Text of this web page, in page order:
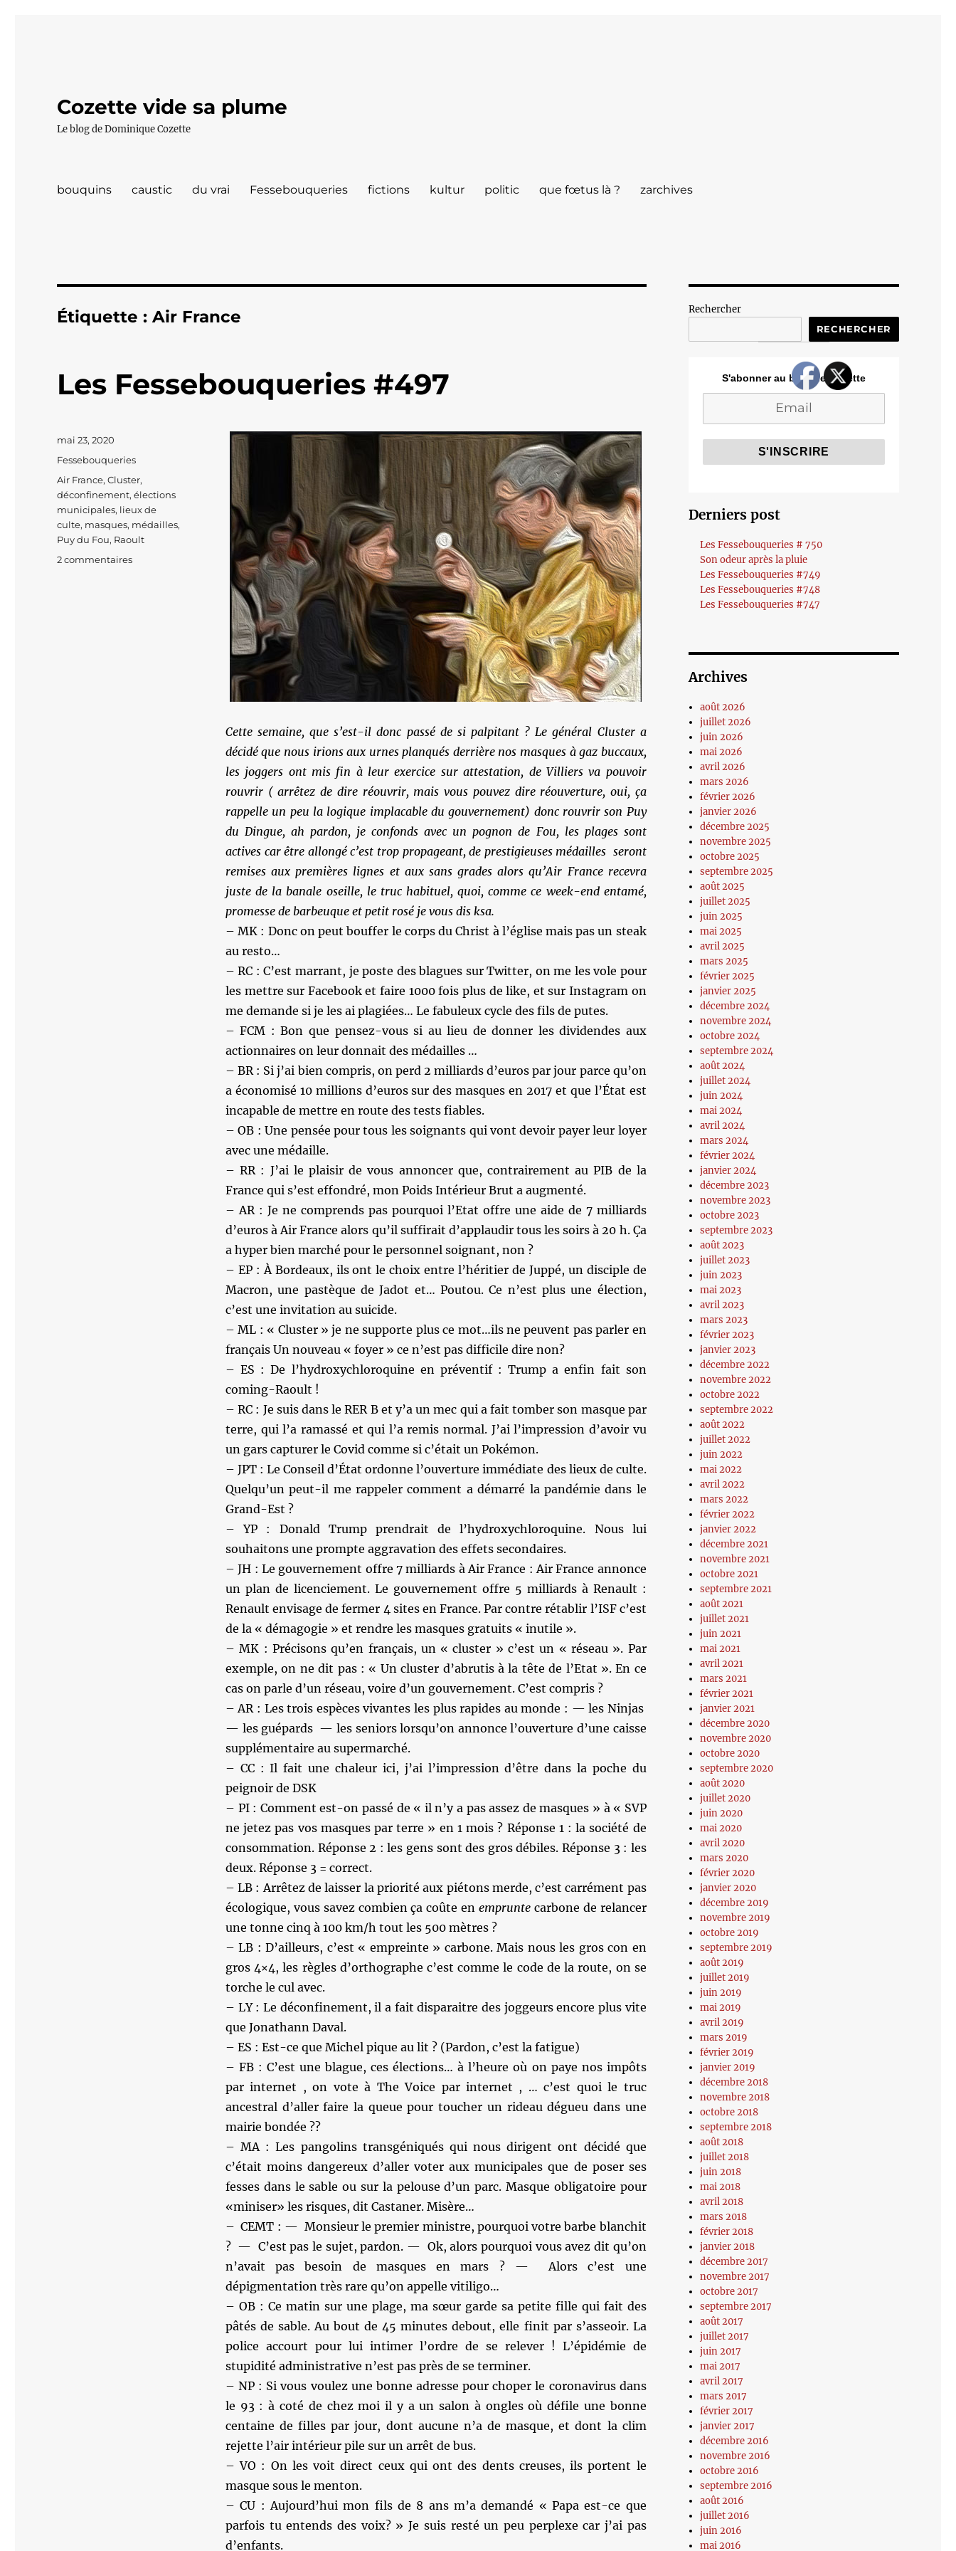
Cozette vide sa plume
Le blog de Dominique Cozette
bouquins caustic du vrai Fessebouqueries fictions kultur politic que fœtus là ? zarchives
Étiquette :Air France
Les Fessebouqueries #497
Cette semaine, que s’est-il donc passé de si palpitant ? Le général Cluster a
décidé que nous irions aux urnes planqués derrière nos masques à gaz buccaux,
les joggers ont mis fin à leur exercice sur attestation, de Villiers va pouvoir
rouvrir ( arrêtez de dire réouvrir, mais vous pouvez dire réouverture, oui, ça
rappelle un peu la logique implacable du gouvernement) donc rouvrir son Puy
du Dingue, ah pardon, je confonds avec un pognon de Fou, les plages sont
actives car être allongé c’est trop propageant, de prestigieuses médailles seront
remises aux premières lignes et aux sans grades alors qu’Air France recevra
juste de la banale oseille, le truc habituel, quoi, comme ce week-end entamé,
promesse de barbeuque et petit rosé je vous dis ksa.
– MK : Donc on peut bouffer le corps du Christ à l’église mais pas un steak
au resto…
– RC : C’est marrant, je poste des blagues sur Twitter, on me les vole pour
les mettre sur Facebook et faire 1000 fois plus de like, et sur Instagram on
me demande si je les ai plagiées… Le fabuleux cycle des fils de putes.
– FCM : Bon que pensez-vous si au lieu de donner les dividendes aux
actionnaires on leur donnait des médailles …
– BR : Si j’ai bien compris, on perd 2 milliards d’euros par jour parce qu’on
a économisé 10 millions d’euros sur des masques en 2017 et que l’État est
incapable de mettre en route des tests fiables.
– OB : Une pensée pour tous les soignants qui vont devoir payer leur loyer
avec une médaille.
– RR : J’ai le plaisir de vous annoncer que, contrairement au PIB de la
France qui s’est effondré, mon Poids Intérieur Brut a augmenté.
– AR : Je ne comprends pas pourquoi l’Etat offre une aide de 7 milliards
d’euros à Air France alors qu’il suffirait d’applaudir tous les soirs à 20 h. Ça
a hyper bien marché pour le personnel soignant, non ?
– EP : À Bordeaux, ils ont le choix entre l’héritier de Juppé, un disciple de
Macron, une pastèque de Jadot et… Poutou. Ce n’est plus une élection,
c’est une invitation au suicide.
– ML : « Cluster » je ne supporte plus ce mot…ils ne peuvent pas parler en
français Un nouveau « foyer » ce n’est pas difficile dire non?
– ES : De l’hydroxychloroquine en préventif : Trump a enfin fait son
coming-Raoult !
– RC : Je suis dans le RER B et y’a un mec qui a fait tomber son masque par
terre, qui l’a ramassé et qui l’a remis normal. J’ai l’impression d’avoir vu
un gars capturer le Covid comme si c’était un Pokémon.
– JPT : Le Conseil d’État ordonne l’ouverture immédiate des lieux de culte.
Quelqu’un peut-il me rappeler comment a démarré la pandémie dans le
Grand-Est ?
– YP : Donald Trump prendrait de l’hydroxychloroquine. Nous lui
souhaitons une prompte aggravation des effets secondaires.
– JH : Le gouvernement offre 7 milliards à Air France : Air France annonce
un plan de licenciement. Le gouvernement offre 5 milliards à Renault :
Renault envisage de fermer 4 sites en France. Par contre rétablir l’ISF c’est
de la « démagogie » et rendre les masques gratuits « inutile ».
– MK : Précisons qu’en français, un « cluster » c’est un « réseau ». Par
exemple, on ne dit pas : « Un cluster d’abrutis à la tête de l’Etat ». En ce
cas on parle d’un réseau, voire d’un gouvernement. C’est compris ?
– AR : Les trois espèces vivantes les plus rapides au monde : — les Ninjas
— les guépards — les seniors lorsqu’on annonce l’ouverture d’une caisse
supplémentaire au supermarché.
– CC : Il fait une chaleur ici, j’ai l’impression d’être dans la poche du
peignoir de DSK
– PI : Comment est-on passé de « il n’y a pas assez de masques » à « SVP
ne jetez pas vos masques par terre » en 1 mois ? Réponse 1 : la société de
consommation. Réponse 2 : les gens sont des gros débiles. Réponse 3 : les
deux. Réponse 3 = correct.
– LB : Arrêtez de laisser la priorité aux piétons merde, c’est carrément pas
écologique, vous savez combien ça coûte enemprunte carbone de relancer
une tonne cinq à 100 km/h tout les 500 mètres ?
– LB : D’ailleurs, c’est « empreinte » carbone. Mais nous les gros con en
gros 4×4, les règles d’orthographe c’est comme le code de la route, on se
torche le cul avec.
– LY : Le déconfinement, il a fait disparaitre des joggeurs encore plus vite
que Jonathann Daval.
– ES : Est-ce que Michel pique au lit ? (Pardon, c’est la fatigue)
– FB : C’est une blague, ces élections… à l’heure où on paye nos impôts
par internet , on vote à The Voice par internet , … c’est quoi le truc
ancestral d’aller faire la queue pour toucher un rideau dégueu dans une
mairie bondée ??
– MA : Les pangolins transgéniqués qui nous dirigent ont décidé que
c’était moins dangereux d’aller voter aux municipales que de poser ses
fesses dans le sable ou sur la pelouse d’un parc. Masque obligatoire pour
«miniser» les risques, dit Castaner. Misère…
– CEMT : — Monsieur le premier ministre, pourquoi votre barbe blanchit
? — C’est pas le sujet, pardon. — Ok, alors pourquoi vous avez dit qu’on
n’avait pas besoin de masques en mars ? — Alors c’est une
dépigmentation très rare qu’on appelle vitiligo…
– OB : Ce matin sur une plage, ma sœur garde sa petite fille qui fait des
pâtés de sable. Au bout de 45 minutes debout, elle finit par s’asseoir. La
police accourt pour lui intimer l’ordre de se relever ! L’épidémie de
stupidité administrative n’est pas près de se terminer.
– NP : Si vous voulez une bonne adresse pour choper le coronavirus dans
le 93 : à coté de chez moi il y a un salon à ongles où défile une bonne
centaine de filles par jour, dont aucune n’a de masque, et dont la clim
rejette l’air intérieur pile sur un arrêt de bus.
– VO : On les voit direct ceux qui ont des dents creuses, ils portent le
masque sous le menton.
– CU : Aujourd’hui mon fils de 8 ans m’a demandé « Papa est-ce que
parfois tu entends des voix? » Je suis resté un peu perplexe car j’ai pas
d’enfants.
Publié
mai 23, 2020
Catégories
Fessebouqueries
Étiquettes
Air France,Cluster,
déconfinement,élections
municipales, lieux de
culte, masques, médailles,
Puy du Fou, Raoult
2 commentairessur
Rechercher
RECHERCHER
S'abonner au blog de Cozette
Derniers post
Les Fessebouqueries # 750
Son odeur après la pluie
Les Fessebouqueries #749
Les Fessebouqueries #748
Les Fessebouqueries #747
Archives
août 2026
juillet 2026
juin 2026
mai 2026
avril 2026
mars 2026
février 2026
janvier 2026
décembre 2025
novembre 2025
octobre 2025
septembre 2025
août 2025
juillet 2025
juin 2025
mai 2025
avril 2025
mars 2025
février 2025
janvier 2025
décembre 2024
novembre 2024
octobre 2024
septembre 2024
août 2024
juillet 2024
juin 2024
mai 2024
avril 2024
mars 2024
février 2024
janvier 2024
décembre 2023
novembre 2023
octobre 2023
septembre 2023
août 2023
juillet 2023
juin 2023
mai 2023
avril 2023
mars 2023
février 2023
janvier 2023
décembre 2022
novembre 2022
octobre 2022
septembre 2022
août 2022
juillet 2022
juin 2022
mai 2022
avril 2022
mars 2022
février 2022
janvier 2022
décembre 2021
novembre 2021
octobre 2021
septembre 2021
août 2021
juillet 2021
juin 2021
mai 2021
avril 2021
mars 2021
février 2021
janvier 2021
décembre 2020
novembre 2020
octobre 2020
septembre 2020
août 2020
juillet 2020
juin 2020
mai 2020
avril 2020
mars 2020
février 2020
janvier 2020
décembre 2019
novembre 2019
octobre 2019
septembre 2019
août 2019
juillet 2019
juin 2019
mai 2019
avril 2019
mars 2019
février 2019
janvier 2019
décembre 2018
novembre 2018
octobre 2018
septembre 2018
août 2018
juillet 2018
juin 2018
mai 2018
avril 2018
mars 2018
février 2018
janvier 2018
décembre 2017
novembre 2017
octobre 2017
septembre 2017
août 2017
juillet 2017
juin 2017
mai 2017
avril 2017
mars 2017
février 2017
janvier 2017
décembre 2016
novembre 2016
octobre 2016
septembre 2016
août 2016
juillet 2016
juin 2016
mai 2016